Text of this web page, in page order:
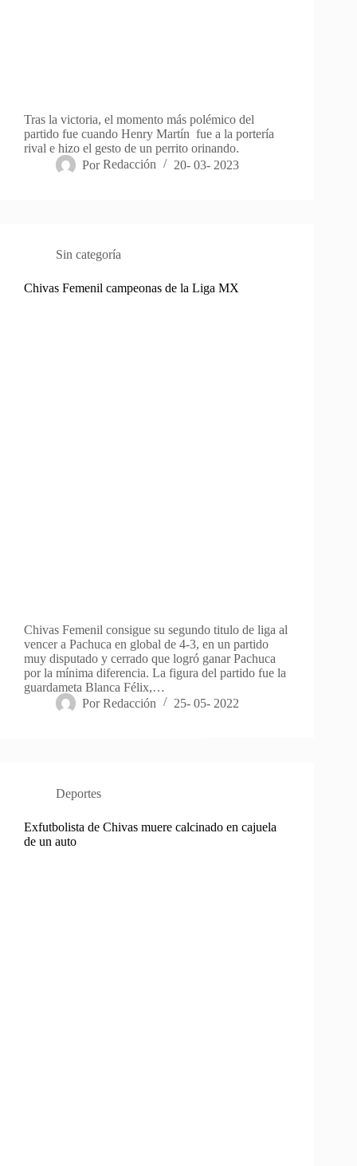
Tras la victoria, el momento más polémico del
partido fue cuando Henry Martín fue a la portería
rival e hizo el gesto de un perrito orinando.
Por Redacción 20- 03- 2023
Sin categoría
Chivas Femenil campeonas de la Liga MX
Chivas Femenil consigue su segundo titulo de liga al
vencer a Pachuca en global de 4-3, en un partido
muy disputado y cerrado que logró ganar Pachuca
por la mínima diferencia. La figura del partido fue la
guardameta Blanca Félix,…
Por Redacción 25- 05- 2022
Deportes
Exfutbolista de Chivas muere calcinado en cajuela
de un auto